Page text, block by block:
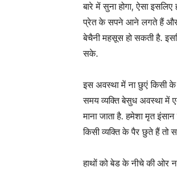
बारे में सुना होगा, ऐसा
प्रेत के सपने आने लगते हैं और
बेचैनी महसूस हो सकती है.
सके.
इस अवस्था में ना छुएं किसी के
समय व्यक्ति बेसुध अवस्था में
माना जाता है. हमेशा मृत
किसी व्यक्ति के पैर छुते हैं तो
हाथों को बेड के नीचे की ओर